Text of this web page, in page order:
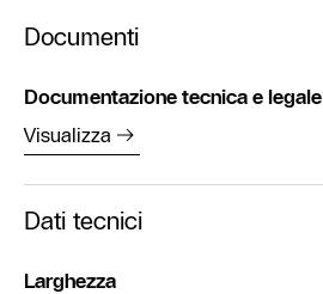
Documenti
Documentazione tecnica e legale
Visualizza
Dati tecnici
Larghezza